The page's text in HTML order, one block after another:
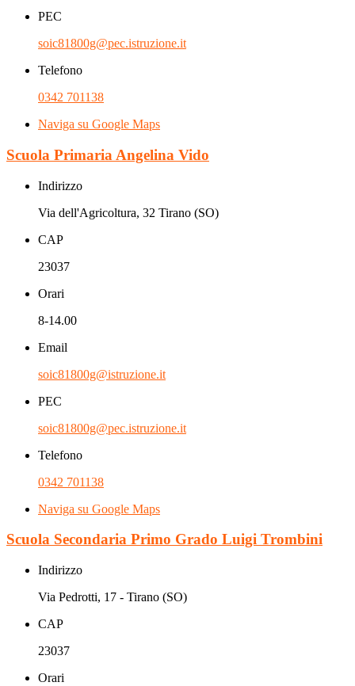
PEC
soic81800g@pec.istruzione.it
Telefono
0342 701138
Naviga su Google Maps
Scuola Primaria Angelina Vido
Indirizzo
Via dell'Agricoltura, 32 Tirano (SO)
CAP
23037
Orari
8-14.00
Email
soic81800g@istruzione.it
PEC
soic81800g@pec.istruzione.it
Telefono
0342 701138
Naviga su Google Maps
Scuola Secondaria Primo Grado Luigi Trombini
Indirizzo
Via Pedrotti, 17 - Tirano (SO)
CAP
23037
Orari